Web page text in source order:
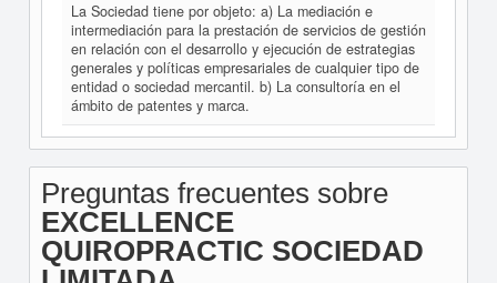
La Sociedad tiene por objeto: a) La mediación e
intermediación para la prestación de servicios de gestión
en relación con el desarrollo y ejecución de estrategias
generales y políticas empresariales de cualquier tipo de
entidad o sociedad mercantil. b) La consultoría en el
ámbito de patentes y marca.
Preguntas frecuentes sobre
EXCELLENCE
QUIROPRACTIC SOCIEDAD